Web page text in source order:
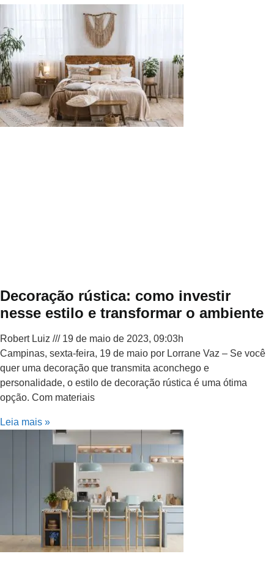
Decoração rústica: como investir
nesse estilo e transformar o ambiente
Robert Luiz
19 de maio de 2023, 09:03h
Campinas, sexta-feira, 19 de maio por Lorrane Vaz – Se você
quer uma decoração que transmita aconchego e
personalidade, o estilo de decoração rústica é uma ótima
opção. Com materiais
Leia mais »